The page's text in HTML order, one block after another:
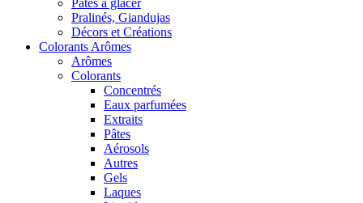
Pâtes à glacer
Pralinés, Giandujas
Décors et Créations
Colorants Arômes
Arômes
Colorants
Concentrés
Eaux parfumées
Extraits
Pâtes
Aérosols
Autres
Gels
Laques